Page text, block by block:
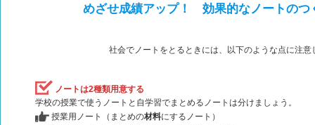
めざせ成績アップ！ 効果的なノートのつ
社会でノートをとるときには、以下のような点に注意
ノートは2種類用意する
学校の授業で使うノートと自学習でまとめるノートは分けましょう。
授業用ノート（まとめの材料にするノート）